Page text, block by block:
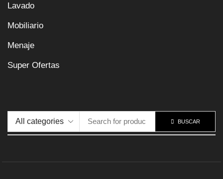
Lavado
Mobiliario
Menaje
Super Ofertas
BUSCAR